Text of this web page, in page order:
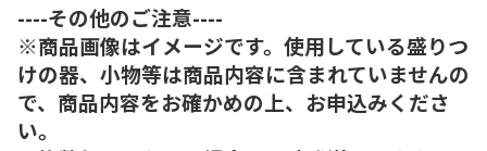
----その他のご注意----
※商品画像はイメージです。使用している盛りつ
けの器、小物等は商品内容に含まれていませんの
で、商品内容をお確かめの上、お申込みくださ
い。